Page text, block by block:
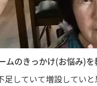
のきっかけ(お悩み)を
足していて増設していと